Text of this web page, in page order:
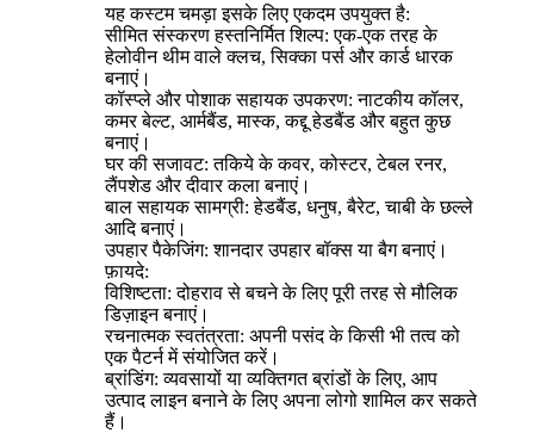
यह कस्टम चमड़ा इसके लिए एकदम उपयुक्त है:
सीमित संस्करण हस्तनिर्मित शिल्प: एक-एक तरह के
हेलोवीन थीम वाले क्लच, सिक्का पर्स और कार्ड धारक
बनाएं।
कॉस्प्ले और पोशाक सहायक उपकरण: नाटकीय कॉलर,
कमर बेल्ट, आर्मबैंड, मास्क, कद्दू हेडबैंड और बहुत कुछ
बनाएं।
घर की सजावट: तकिये के कवर, कोस्टर, टेबल रनर,
लैंपशेड और दीवार कला बनाएं।
बाल सहायक सामग्री: हेडबैंड, धनुष, बैरेट, चाबी के छल्ले
आदि बनाएं।
उपहार पैकेजिंग: शानदार उपहार बॉक्स या बैग बनाएं।
फ़ायदे:
विशिष्टता: दोहराव से बचने के लिए पूरी तरह से मौलिक
डिज़ाइन बनाएं।
रचनात्मक स्वतंत्रता: अपनी पसंद के किसी भी तत्व को
एक पैटर्न में संयोजित करें।
ब्रांडिंग: व्यवसायों या व्यक्तिगत ब्रांडों के लिए, आप
उत्पाद लाइन बनाने के लिए अपना लोगो शामिल कर सकते
हैं।